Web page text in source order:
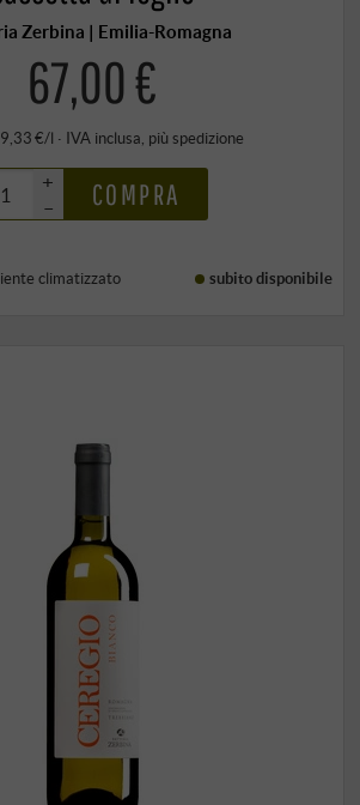
Zerbina | Emilia-Romagna
67,00 €
€/l · IVA inclusa, più spedizione
+
–
COMPRA
climatizzato subito disponibile